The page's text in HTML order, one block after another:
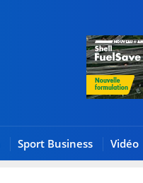
Sport Business Vidéo